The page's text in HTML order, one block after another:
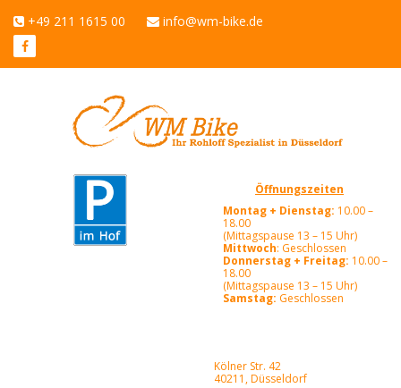
+49 211 1615 00 info@wm-bike.de
Öffnungszeiten
Montag + Dienstag: 10.00 –
18.00
(Mittagspause 13 – 15 Uhr)
Mittwoch: Geschlossen
Donnerstag + Freitag: 10.00 –
18.00
(Mittagspause 13 – 15 Uhr)
Samstag: Geschlossen
Kölner Str. 42
40211, Düsseldorf